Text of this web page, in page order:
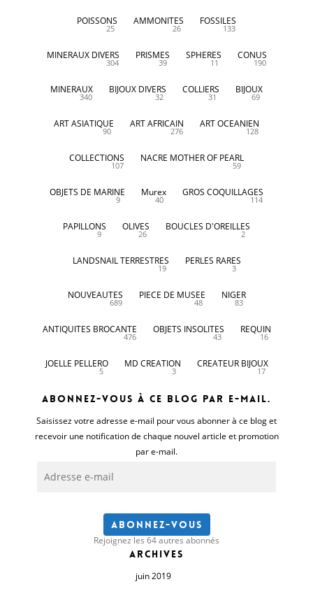
POISSONS
25
AMMONITES
26
FOSSILES
133
MINERAUX DIVERS
304
PRISMES
39
SPHERES
11
CONUS
190
MINERAUX
340
BIJOUX DIVERS
32
COLLIERS
31
BIJOUX
69
ART ASIATIQUE
90
ART AFRICAIN
276
ART OCEANIEN
128
COLLECTIONS
107
NACRE MOTHER OF PEARL
59
OBJETS DE MARINE
9
Murex
40
GROS COQUILLAGES
114
PAPILLONS
9
OLIVES
26
BOUCLES D'OREILLES
2
LANDSNAIL TERRESTRES
19
PERLES RARES
3
NOUVEAUTES
689
PIECE DE MUSEE
48
NIGER
83
ANTIQUITES BROCANTE
476
OBJETS INSOLITES
43
REQUIN
16
JOELLE PELLERO
5
MD CREATION
3
CREATEUR BIJOUX
17
Abonnez-vous à ce blog par e-mail.
Saisissez votre adresse e-mail pour vous abonner à ce blog et
recevoir une notification de chaque nouvel article et promotion
par e-mail.
e-
Abonnez-vous
Rejoignez les 64 autres abonnés
Archives
juin 2019